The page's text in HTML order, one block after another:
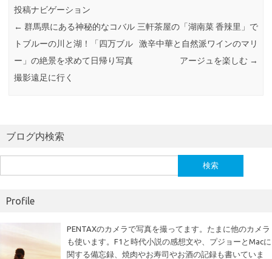
o
k
投稿ナビゲーション
← 群馬県にある神秘的なコバル
トブルーの川と湖！「四万ブル
ー」の絶景を求めて日帰り写真
撮影遠足に行く
三軒茶屋の「湖南菜 香辣里」で
激辛中華と自然派ワインのマリ
アージュを楽しむ →
ブログ内検索
索:
Profile
PENTAXのカメラで写真を撮ってます。たまに他のカメラ
も使います。F1と時代小説の感想文や、プジョーとMacに
関する備忘録、焼肉やお寿司やお酒の記録も書いていま